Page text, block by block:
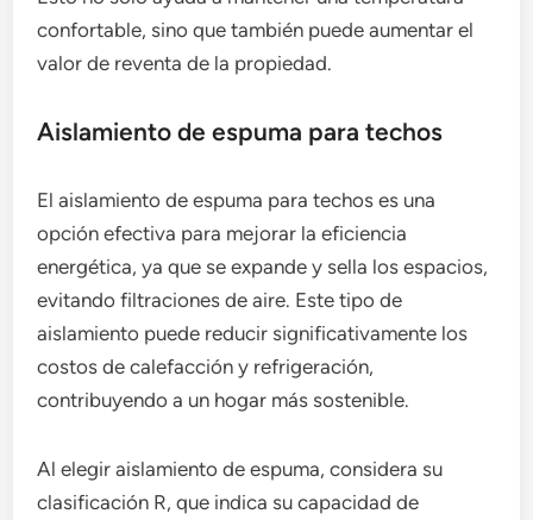
confortable, sino que también puede aumentar el
valor de reventa de la propiedad.
Aislamiento de espuma para techos
El aislamiento de espuma para techos es una
opción efectiva para mejorar la eficiencia
energética, ya que se expande y sella los espacios,
evitando filtraciones de aire. Este tipo de
aislamiento puede reducir significativamente los
costos de calefacción y refrigeración,
contribuyendo a un hogar más sostenible.
Al elegir aislamiento de espuma, considera su
clasificación R, que indica su capacidad de